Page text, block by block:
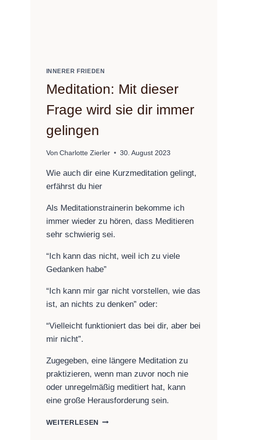
INNERER FRIEDEN
Meditation: Mit dieser
Frage wird sie dir immer
gelingen
Von Charlotte Zierler 30. August 2023
Wie auch dir eine Kurzmeditation gelingt,
erfährst du hier
Als Meditationstrainerin bekomme ich
immer wieder zu hören, dass Meditieren
sehr schwierig sei.
“Ich kann das nicht, weil ich zu viele
Gedanken habe”
“Ich kann mir gar nicht vorstellen, wie das
ist, an nichts zu denken” oder:
“Vielleicht funktioniert das bei dir, aber bei
mir nicht”.
Zugegeben, eine längere Meditation zu
praktizieren, wenn man zuvor noch nie
oder unregelmäßig meditiert hat, kann
eine große Herausforderung sein.
WEITERLESENMEDITATION: